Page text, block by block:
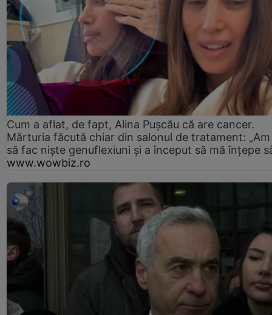
Cum a aflat, de fapt, Alina Pușcău că are cancer.
Mărturia făcută chiar din salonul de tratament:
să fac niște genuflexiuni și a început să mă înțepe
www.wowbiz.ro